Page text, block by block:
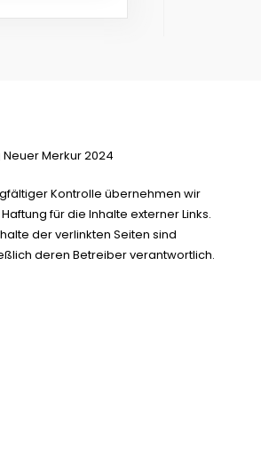
Merkur 2024
Kontrolle übernehmen wir
für die Inhalte externer Links.
der verlinkten Seiten sind
deren Betreiber verantwortlich.